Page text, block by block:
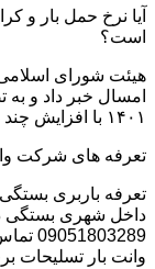
است؟
هیئت شورای اسلامی
امسال خبر داد و
۱۴۰۱ با افزایش چند درصدی مواجه شد.
تعرفه های شرکت وانت بار
تعرفه باربری
داخل شهری بستگی
وانت بار تسلیحات